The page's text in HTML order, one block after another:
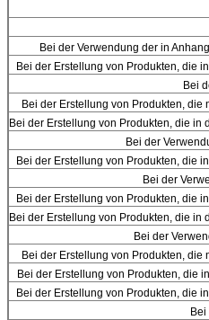
Bei der Verwendung der in
Bei der Erstellung von Produkten, die
Bei
Bei der Erstellung von Produkten,
Bei der Erstellung von Produkten, die
Bei der
Bei der Erstellung von Produkten, die
Bei der
Bei der Erstellung von Produkten, die
Bei der Erstellung von Produkten, die
Bei der
Bei der Erstellung von Produkten,
Bei der Erstellung von Produkten, die
Bei der Erstellung von Produkten, die